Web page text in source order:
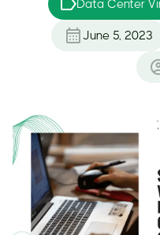
Data Center
June 5, 2023